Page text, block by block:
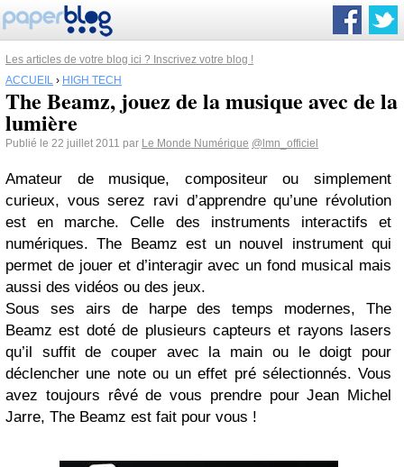
Les articles de votre blog ici ? Inscrivez votre blog !
ACCUEIL › HIGH TECH
The Beamz, jouez de la musique avec de la
lumière
Publié le 22 juillet 2011 par Le Monde Numérique @lmn_officiel
Amateur de musique, compositeur ou simplement
curieux, vous serez ravi d’apprendre qu’une révolution
est en marche. Celle des instruments interactifs et
numériques. The Beamz est un nouvel instrument qui
permet de jouer et d’interagir avec un fond musical mais
aussi des vidéos ou des jeux.
Sous ses airs de harpe des temps modernes, The
Beamz est doté de plusieurs capteurs et rayons lasers
qu’il suffit de couper avec la main ou le doigt pour
déclencher une note ou un effet pré sélectionnés. Vous
avez toujours rêvé de vous prendre pour Jean Michel
Jarre, The Beamz est fait pour vous !